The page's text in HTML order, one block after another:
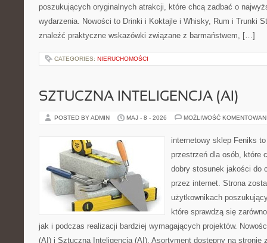
poszukujących oryginalnych atrakcji, które chcą zadbać o
wydarzenia. Nowości to Drinki i Koktajle i Whisky, Rum i Trunki
znaleźć praktyczne wskazówki związane z barmaństwem, […]
CATEGORIES: NIERUCHOMOŚCI
SZTUCZNA INTELIGENCJA (AI)
POSTED BY ADMIN MAJ - 8 - 2026 MOŻLIWOŚĆ
internetowy sklep Feniks
przestrzeń dla osób, które
dobry stosunek jakości do
przez internet. Strona
użytkownikach
które sprawdzą się
jak i podczas realizacji bardziej wymagających projektów.
(AI) i Sztuczna Inteligencja (AI). Asortyment dostępny na stronie